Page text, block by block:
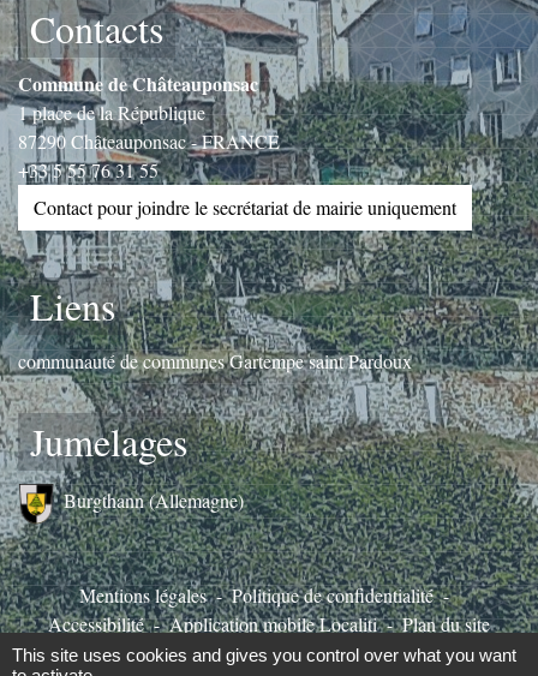
Contacts
Commune de Châteauponsac
1 place de la République
87290 Châteauponsac - FRANCE
+33 5 55 76 31 55
Contact pour joindre le secrétariat de mairie uniquement
Liens
communauté de communes Gartempe saint Pardoux
Jumelages
Burgthann (Allemagne)
Mentions légales - Politique de confidentialité -
Accessibilité - Application mobile Localiti - Plan du site
- Gestion des cookies
This site uses cookies and gives you control over what you want